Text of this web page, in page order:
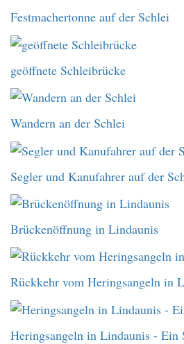
Festmachertonne auf der Schlei
geöffnete Schleibrücke
Wandern an der Schlei
Segler und Kanufahrer auf der
Brückenöffnung in Lindaunis
Rückkehr vom Heringsangeln in
Heringsangeln in Lindaunis -